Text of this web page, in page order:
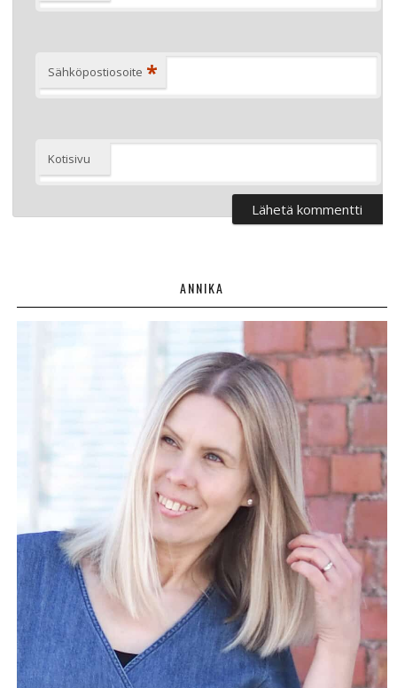
Sähköpostiosoite *
Kotisivu
ANNIKA